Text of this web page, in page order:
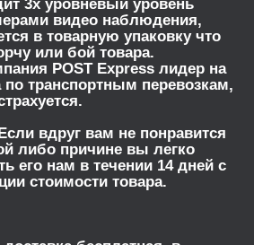
3х уровневый уровень
видео наблюдения,
в товарную упаковку что
или бой товара.
POST Express лидер на
по транспортным перевозкам,
вдруг вам не понравится
либо причине вы легко
его нам в течении 14 дней с
стоимости товара.